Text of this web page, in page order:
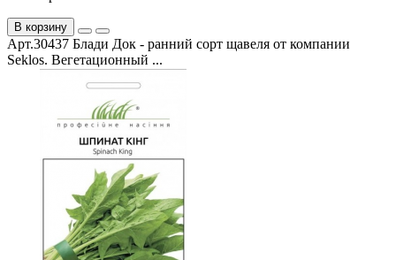
В корзину
Арт.30437 Блади Док - ранний сорт щавеля от компании
Seklos. Вегетационный ...